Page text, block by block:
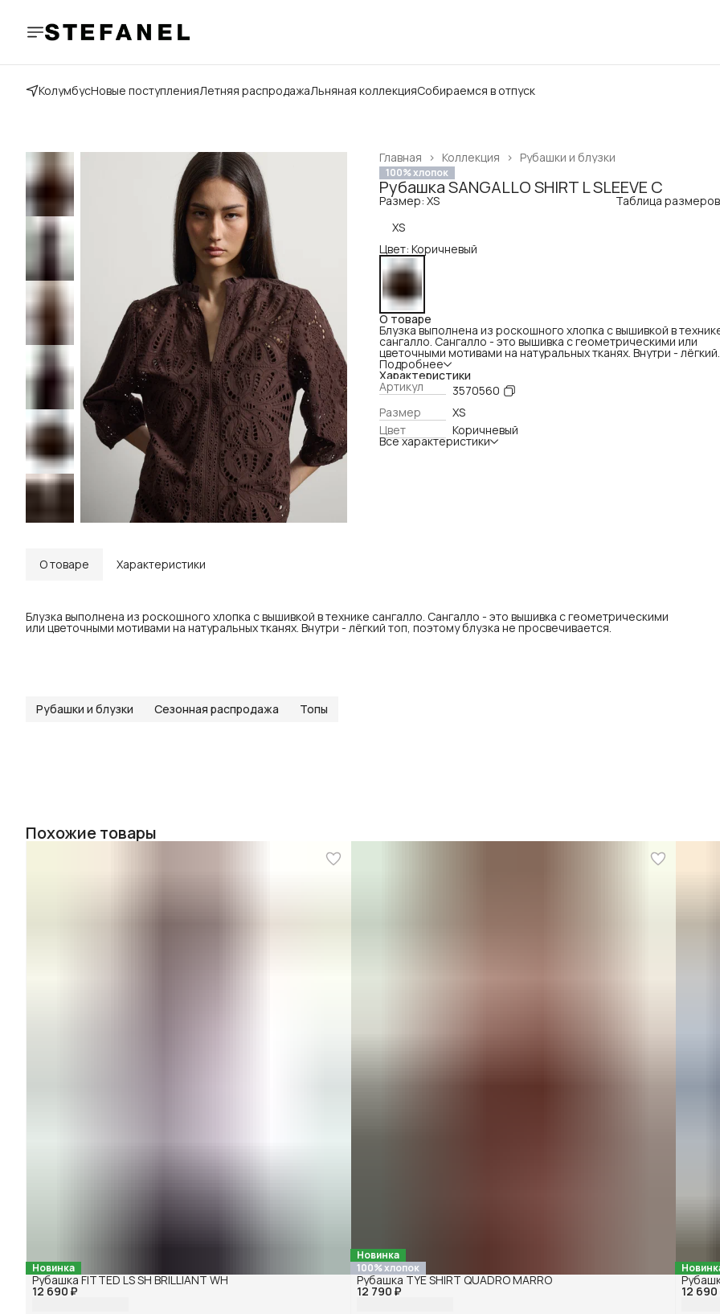
КолумбусНовые поступленияЛетняя распродажаЛьняная коллекцияСобираемся в отпуск
Рубашки и блузки
Коллекция ›
Главная ›
100% хлопок
Рубашка SANGALLO SHIRT L SLEEVE C
Размер: XS
Таблица размеров
XS
Цвет: Коричневый
О товаре
Блузка выполнена из роскошного хлопка с вышивкой в
сангалло. Сангалло - это вышивка с геометрическими или
цветочными мотивами на натуральных тканях. Внутри - лёгкий
топ, поэтому блузка не просвечивается.
Подробнее
Характеристики
Артикул
3570560
Размер
XS
Цвет
Коричневый
Все характеристики
О товаре Характеристики
Блузка выполнена из роскошного хлопка с вышивкой в технике сангалло. Сангалло - это вышивка с геометрическими
или цветочными мотивами на натуральных тканях. Внутри - лёгкий топ, поэтому блузка не просвечивается.
Рубашки и блузки Сезонная распродажа Топы
Похожие товары
Новинка
12 690 ₽
Рубашка FITTED LS SH BRILLIANT WH
Новинка
100% хлопок
12 790 ₽
Рубашка TYE SHIRT QUADRO MARRO
12 690